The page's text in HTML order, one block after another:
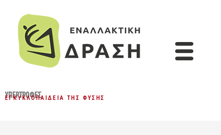
ΥΠΕΡΤΡΟΦΈΣ
ΕΓΚΥΚΛΟΠΑΊΔΕΙΑ ΤΗΣ ΦΎΣΗΣ